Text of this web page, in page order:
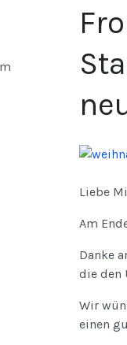
Liebe
Am
Danke
die den
Wir
einen